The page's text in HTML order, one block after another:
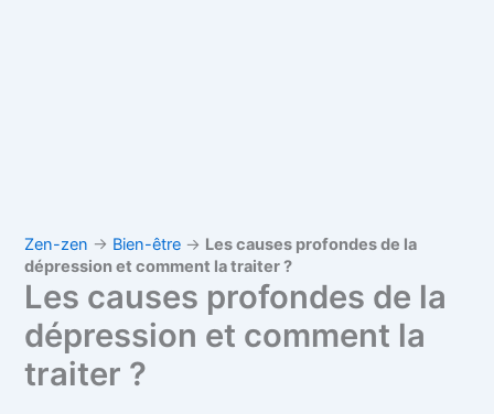
Zen-zen → Bien-être → Les causes profondes de la
dépression et comment la traiter ?
Les causes profondes de la
dépression et comment la
traiter ?